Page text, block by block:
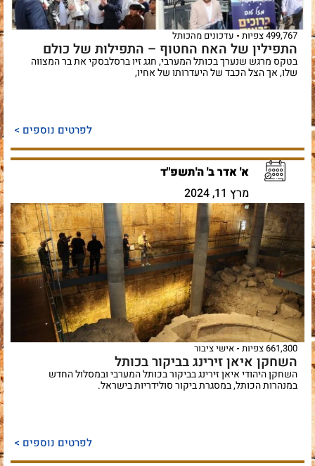
499,767 צפיות עדכונים מהכותל
התפילין של האח החטוף – התפילות של כולם
בטקס מרגש שנערך בכותל המערבי, חגג זיו ברסלבסקי את בר המצווה
שלו, אך הצל הכבד של היעדרותו של אחיו,
לפרטים נוספים >
א' אדר ב' ה'תשפ"ד
מרץ 11, 2024
661,300 צפיות אישי ציבור
השחקן איאן זירינג בביקור בכותל
השחקן היהודי איאן זירינג בביקור בכותל המערבי ובמסלול החדש
במנהרות הכותל, במסגרת ביקור סולידריות בישראל.
לפרטים נוספים >